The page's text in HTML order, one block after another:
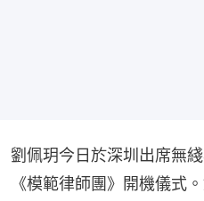
劉佩玥今日於深圳出席無
《模範律師團》開機儀式